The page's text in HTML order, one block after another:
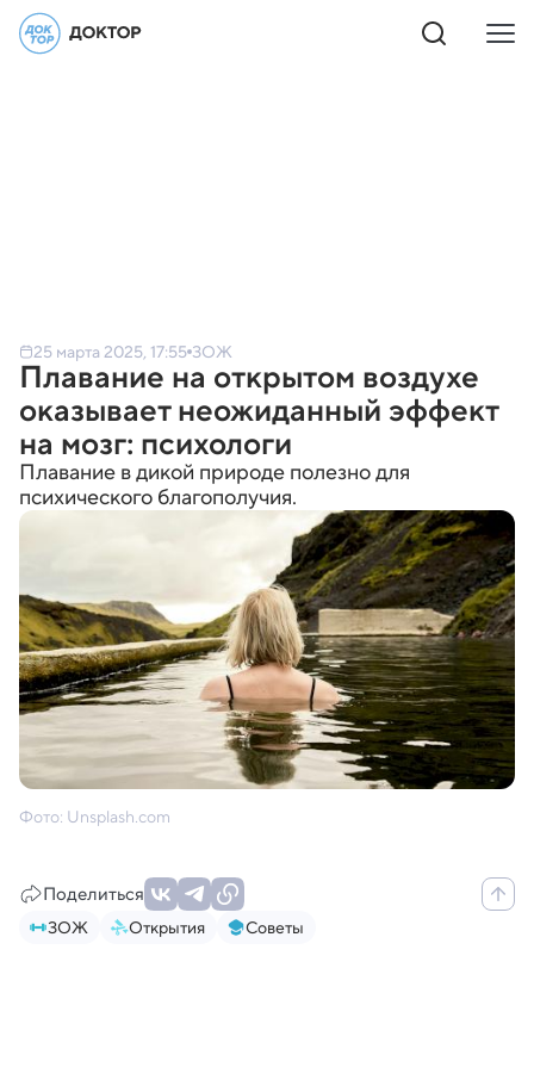
25 марта 2025, 17:55 ЗОЖ
Плавание на открытом воздухе
оказывает неожиданный эффект
на мозг: психологи
Плавание в дикой природе полезно для
психического благополучия.
Фото: Unsplash.com
Поделиться
ЗОЖ Открытия Советы